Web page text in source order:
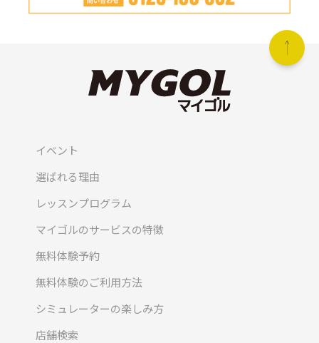
イベント
選ばれる理由
レッスンプログラム
マイゴルのサービスの特徴
無料体験予約
無料体験のご利用方法
シミュレーターの楽しみ方
店舗検索